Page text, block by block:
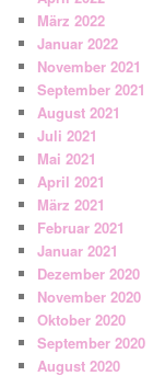
März 2022
Januar 2022
November 2021
September 2021
August 2021
Juli 2021
Mai 2021
April 2021
März 2021
Februar 2021
Januar 2021
Dezember 2020
November 2020
Oktober 2020
September 2020
August 2020